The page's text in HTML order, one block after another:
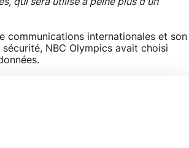
communications internationales et son
NBC Olympics avait choisi